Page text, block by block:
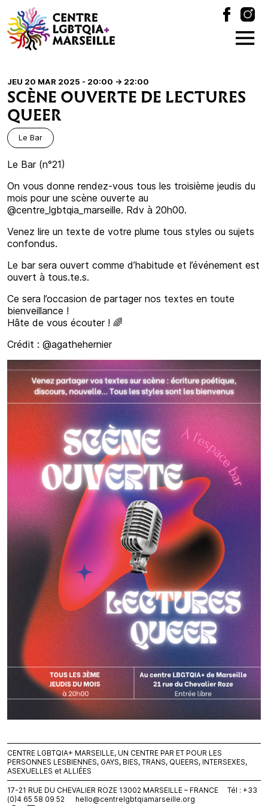
JEU 20 MAR 2025 - 20:00 -> 22:00
SCÈNE OUVERTE DE LECTURES
QUEER
Le Bar
Le Bar (n°21)
On vous donne rendez-vous tous les troisième jeudis du
mois pour une scène ouverte au
@centre_lgbtqia_marseille. Rdv à 20h00.
Venez lire un texte de votre plume tous styles ou sujets
confondus.
Le bar sera ouvert comme d’habitude et l’événement est
ouvert à tous.te.s.
Ce sera l’occasion de partager nos textes en toute
bienveillance !
Hâte de vous écouter ! 🌈
Crédit : @agathehernier
CENTRE LGBTQIA+ MARSEILLE, UN CENTRE PAR ET POUR LES
PERSONNES LESBIENNES, GAYS, BIES, TRANS, QUEERS, INTERSEXES,
ASEXUELLES et ALLIÉES
17-21 RUE DU CHEVALIER ROZE 13002 MARSEILLE – FRANCE Tél : +33
(0)4 65 58 09 52
hello@centrelgbtqiamarseille.org